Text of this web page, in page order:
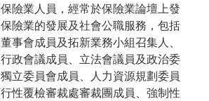
險業人員，經常於保險業論壇上發
險業的發展及社會公職服務，包括
事會成員及拓新業務小組召集人、
政會議成員、立法會議員及政治委
立委員會成員、人力資源規劃委員
性覆檢審裁處審裁團成員、強制性